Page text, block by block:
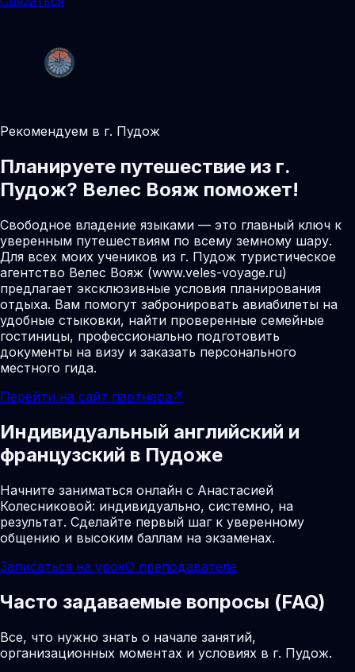
Рекомендуем в г. Пудож
Планируете путешествие из г.
Пудож? Велес Вояж поможет!
Свободное владение языками — это главный ключ к
уверенным путешествиям по всему земному шару.
Для всех моих учеников из г. Пудож туристическое
агентство Велес Вояж (www.veles-voyage.ru)
предлагает эксклюзивные условия планирования
отдыха. Вам помогут забронировать авиабилеты на
удобные стыковки, найти проверенные семейные
гостиницы, профессионально подготовить
документы на визу и заказать персонального
местного гида.
Перейти на сайт партнера ↗
Индивидуальный английский и
французский в Пудоже
Начните заниматься онлайн с Анастасией
Колесниковой: индивидуально, системно, на
результат. Сделайте первый шаг к уверенному
общению и высоким баллам на экзаменах.
Записаться на урокО преподавателе
Часто задаваемые вопросы (FAQ)
Все, что нужно знать о начале занятий,
организационных моментах и условиях в г. Пудож.